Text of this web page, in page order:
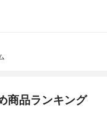
商品ランキング